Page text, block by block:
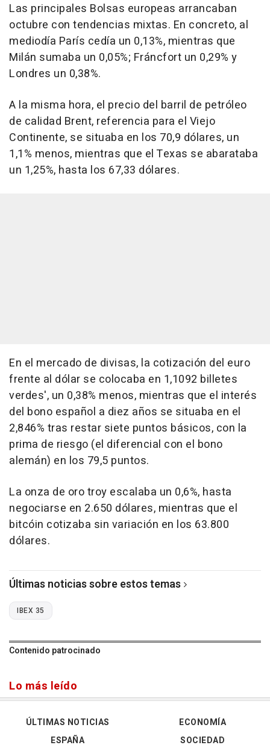
Las principales Bolsas europeas arrancaban
octubre con tendencias mixtas. En concreto, al
mediodía París cedía un 0,13%, mientras que
Milán sumaba un 0,05%; Fráncfort un 0,29% y
Londres un 0,38%.
A la misma hora, el precio del barril de petróleo
de calidad Brent, referencia para el Viejo
Continente, se situaba en los 70,9 dólares, un
1,1% menos, mientras que el Texas se abarataba
un 1,25%, hasta los 67,33 dólares.
En el mercado de divisas, la cotización del euro
frente al dólar se colocaba en 1,1092 billetes
verdes', un 0,38% menos, mientras que el interés
del bono español a diez años se situaba en el
2,846% tras restar siete puntos básicos, con la
prima de riesgo (el diferencial con el bono
alemán) en los 79,5 puntos.
La onza de oro troy escalaba un 0,6%, hasta
negociarse en 2.650 dólares, mientras que el
bitcóin cotizaba sin variación en los 63.800
dólares.
Últimas noticias sobre estos temas
IBEX 35
Contenido patrocinado
Lo más leído
ÚLTIMAS NOTICIAS
ESPAÑA
ECONOMÍA
SOCIEDAD